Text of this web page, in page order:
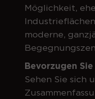
Möglichkeit,
moderne,
Bevorzugen
Sehen Sie sich